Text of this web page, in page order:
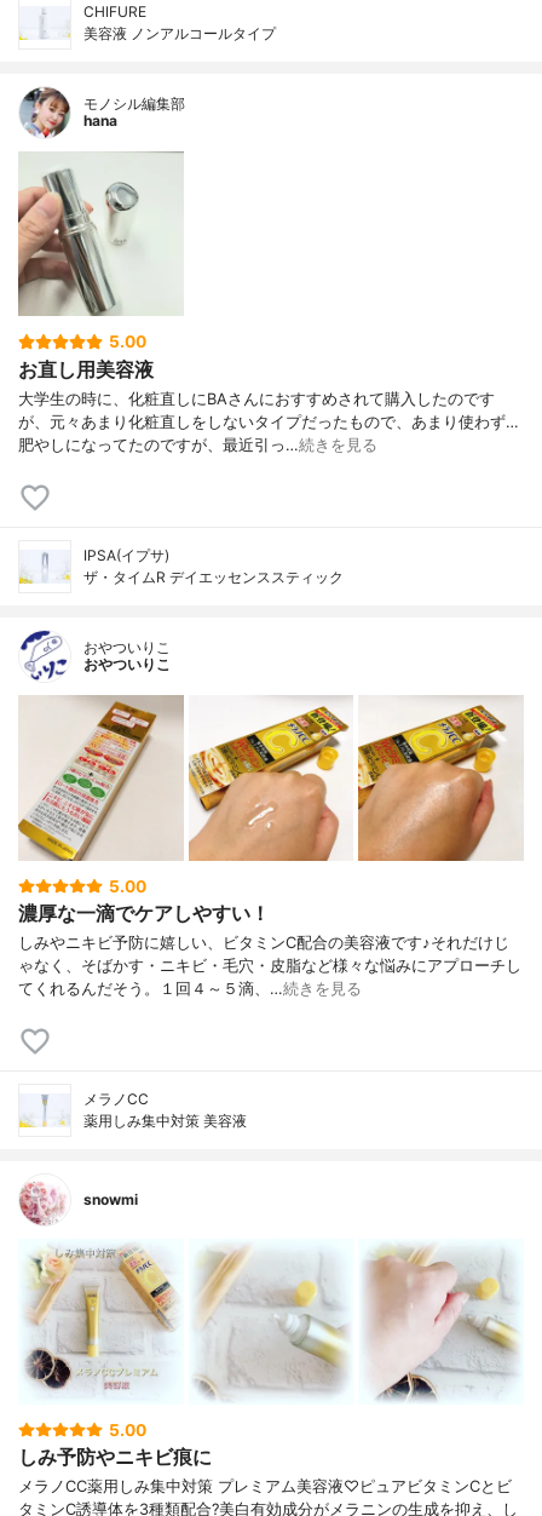
CHIFURE
美容液 ノンアルコールタイプ
モノシル編集部
hana
5.00
お直し用美容液
大学生の時に、化粧直しにBAさんにおすすめされて購入したのです
が、元々あまり化粧直しをしないタイプだったもので、あまり使わず…
肥やしになってたのですが、最近引っ…続きを見る
IPSA(イプサ)
ザ・タイムR デイエッセンススティック
おやついりこ
おやついりこ
5.00
濃厚な一滴でケアしやすい！
しみやニキビ予防に嬉しい、ビタミンC配合の美容液です♪それだけじ
ゃなく、そばかす・ニキビ・毛穴・皮脂など様々な悩みにアプローチし
てくれるんだそう。１回４～５滴、…続きを見る
メラノCC
薬用しみ集中対策 美容液
snowmi
5.00
しみ予防やニキビ痕に
メラノCC薬用しみ集中対策 プレミアム美容液♡ピュアビタミンCとビ
タミンC誘導体を3種類配合?美白有効成分がメラニンの生成を抑え、し